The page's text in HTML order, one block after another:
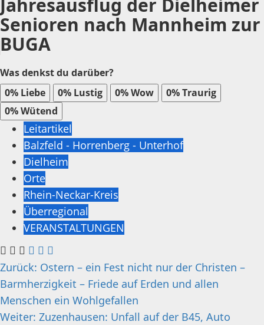
Jahresausflug der Dielheimer
Senioren nach Mannheim zur
BUGA
Was denkst du darüber?
0% Liebe 0% Lustig 0%Wow 0%Traurig
0%Wütend
Leitartikel
Balzfeld - Horrenberg - Unterhof
Dielheim
Orte
Rhein-Neckar-Kreis
Überregional
VERANSTALTUNGEN
Beitragsnavigation
Zurück: Ostern – ein Fest nicht nur der Christen –
Barmherzigkeit – Friede auf Erden und allen
Menschen ein Wohlgefallen
Weiter: Zuzenhausen: Unfall auf der B45, Auto